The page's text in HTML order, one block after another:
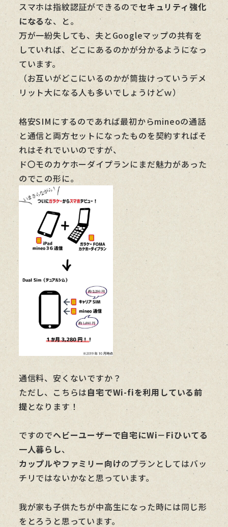
スマホは指紋認証ができるのでセキュリティ強化
になるな、と。
万が一紛失しても、夫とGoogleマップの共有を
していれば、どこにあるのかが分かるようになっ
ています。
（お互いがどこにいるのかが筒抜けっていうデメ
リット大になる人も多いでしょうけどｗ）
格安SIMにするのであれば最初からmineoの通話
と通信と両方セットになったものを契約すればそ
れはそれでいいのですが、
ド〇モのカケホーダイプランにまだ魅力があった
のでこの形に。
通信料、安くないですか？
ただし、こちらは自宅でWi-fiを利用している前
提となります！
ですのでヘビーユーザーで自宅にWi－Fiひいてる
一人暮らし、
カップルやファミリー向けのプランとしてはバッ
チリではないかなと思っています。
我が家も子供たちが中高生になった時には同じ形
をとろうと思っています。